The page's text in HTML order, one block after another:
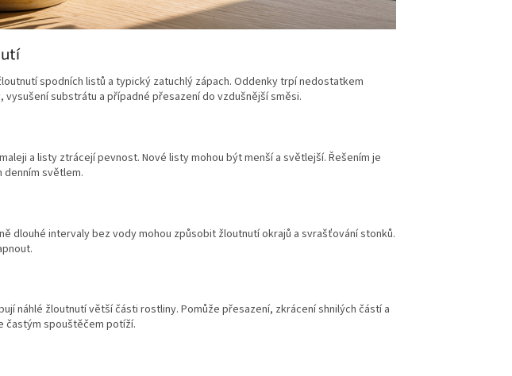
spodních listů a typický zatuchlý zápach. Oddenky trpí nedostatkem
vysušení substrátu a případné přesazení do vzdušnější směsi.
a listy ztrácejí pevnost. Nové listy mohou být menší a světlejší. Řešením je
světlem.
dlouhé intervaly bez vody mohou způsobit žloutnutí okrajů a svrašťování stonků.
náhlé žloutnutí větší části rostliny. Pomůže přesazení, zkrácení shnilých částí a
častým spouštěčem potíží.